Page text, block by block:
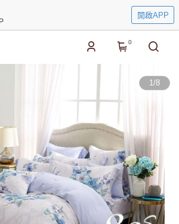
開啟APP
0
1/8